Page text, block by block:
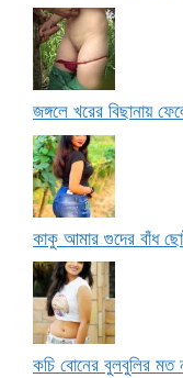
জঙ্গলে খরের বিছানায়
কাকু আমার গুদের বাঁধ
কচি বোনের বুলবুলির